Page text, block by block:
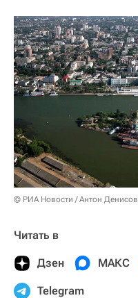
© РИА Новости / Антон Денисов
Читать в
Дзен МАКС
Telegram